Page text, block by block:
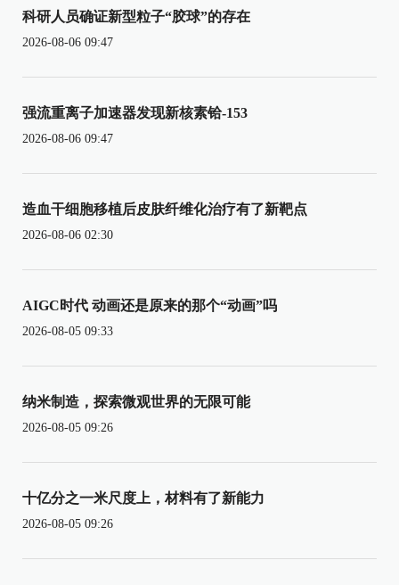
科研人员确证新型粒子“胶球”的存在
2026-08-06 09:47
强流重离子加速器发现新核素铪-153
2026-08-06 09:47
造血干细胞移植后皮肤纤维化治疗有了新靶点
2026-08-06 02:30
AIGC时代 动画还是原来的那个“动画”吗
2026-08-05 09:33
纳米制造，探索微观世界的无限可能
2026-08-05 09:26
十亿分之一米尺度上，材料有了新能力
2026-08-05 09:26